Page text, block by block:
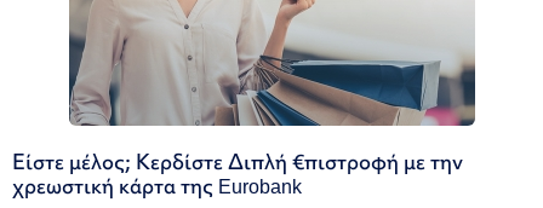
Είστε μέλος; Κερδίστε Διπλή €πιστροφή με την
χρεωστική κάρτα της Eurobank